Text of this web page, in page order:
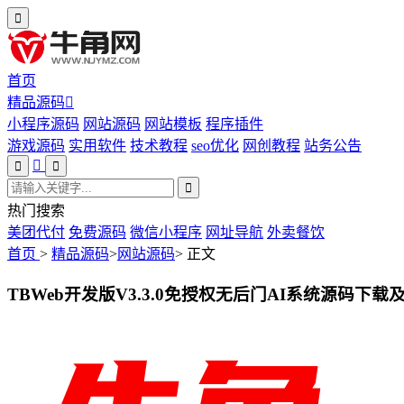
首页
精品源码
小程序源码 网站源码 网站模板 程序插件
游戏源码 实用软件 技术教程 seo优化 网创教程 站务公告
热门搜索
美团代付 免费源码 微信小程序 网址导航 外卖餐饮
首页 > 精品源码>网站源码> 正文
TBWeb开发版V3.3.0免授权无后门AI系统源码下载